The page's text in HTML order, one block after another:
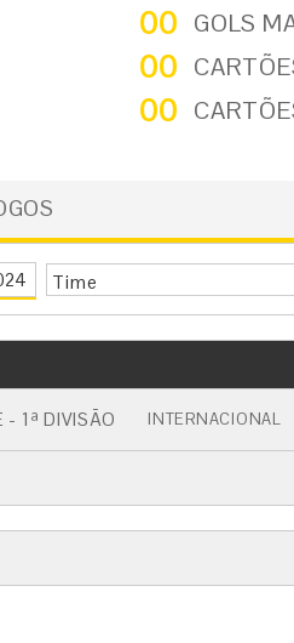
00 GOLS
00
00
Time
1ª DIVISÃO INTERNACIONAL